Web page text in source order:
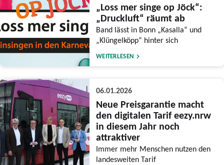
„Loss mer singe op Jöck“:
„Druckluft“ räumt ab
Band lässt in Bonn „Kasalla“ und
„Klüngelköpp“ hinter sich
WEITERLESEN
06.01.2026
Neue Preisgarantie macht
den digitalen Tarif eezy.nrw
in diesem Jahr noch
attraktiver
Immer mehr Menschen nutzen den
landesweiten Tarif